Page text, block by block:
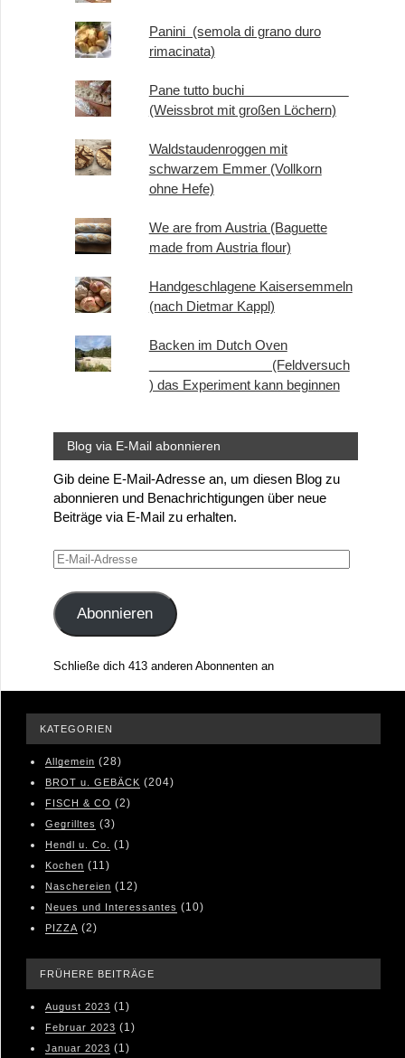
Panini (semola di grano duro
rimacinata)
Pane tutto buchi
(Weissbrot mit großen Löchern)
Waldstaudenroggen mit
schwarzem Emmer (Vollkorn
ohne Hefe)
We are from Austria (Baguette
made from Austria flour)
Handgeschlagene Kaisersemmeln
(nach Dietmar Kappl)
Backen im Dutch Oven
(Feldversuch
) das Experiment kann beginnen
Blog via E-Mail abonnieren
Gib deine E-Mail-Adresse an, um diesen Blog zu
abonnieren und Benachrichtigungen über neue
Beiträge via E-Mail zu erhalten.
E-
Adresse
Abonnieren
Schließe dich 413 anderen Abonnenten an
KATEGORIEN
Allgemein (28)
BROT u. GEBÄCK (204)
FISCH & CO (2)
Gegrilltes (3)
Hendl u. Co. (1)
Kochen (11)
Naschereien (12)
Neues und Interessantes (10)
PIZZA (2)
FRÜHERE BEITRÄGE
August 2023 (1)
Februar 2023 (1)
Januar 2023 (1)